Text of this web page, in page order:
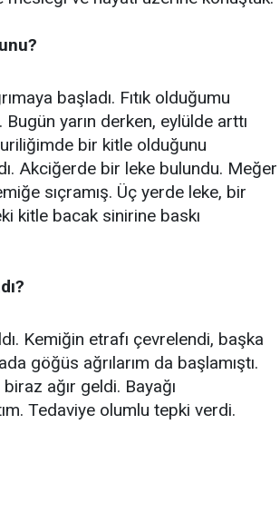
başladı. Fıtık olduğumu
yarın derken, eylülde arttı
bir kitle olduğunu
Akciğerde bir leke bulundu. Meğer
sıçramış. Üç yerde leke, bir
kitle bacak sinirine baskı
Kemiğin etrafı çevrelendi, başka
göğüs ağrılarım da başlamıştı.
ağır geldi. Bayağı
Tedaviye olumlu tepki verdi.